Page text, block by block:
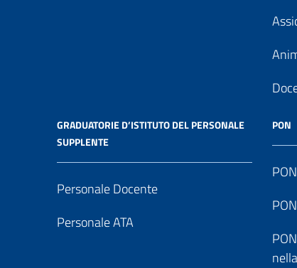
GRADUATORIE D’ISTITUTO DEL PERSONALE
SUPPLENTE
Personale Docente
Personale ATA
PON
PON